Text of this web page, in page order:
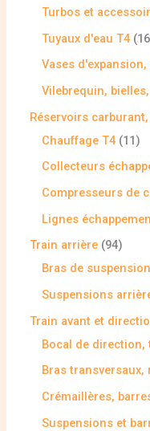
Turbos et
Tuyaux d'eau T4 16
Vases
Vilebrequin,
Réservoirs
Chauffage T4 11
Collecteurs
Compresseurs de
Lignes
Train arrière 94
Bras de
Suspensions
Train avant et
Bocal de direction,
Bras transversaux,
Crémaillères,
Suspensions et